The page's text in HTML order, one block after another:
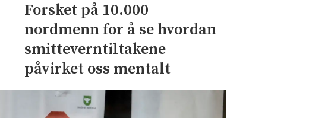
Forsket på 10.000
nordmenn for å se hvordan
smitteverntiltakene
påvirket oss mentalt